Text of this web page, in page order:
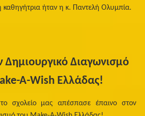
ήταν η κ. Παντελή Ολυμπία.
Δημιουργικό Διαγωνισμό
A-Wish Ελλάδας!
σχολείο μας απέσπασε έπαινο στον